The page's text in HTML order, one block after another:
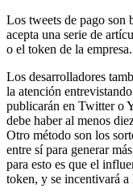
Los tweets de pago son
acepta una serie de
o el token de la empresa.
Los desarrolladores
la atención
publicarán en Twitter o
debe haber al menos
Otro método son los
entre sí para generar
para esto es que el
token, y se incentivará